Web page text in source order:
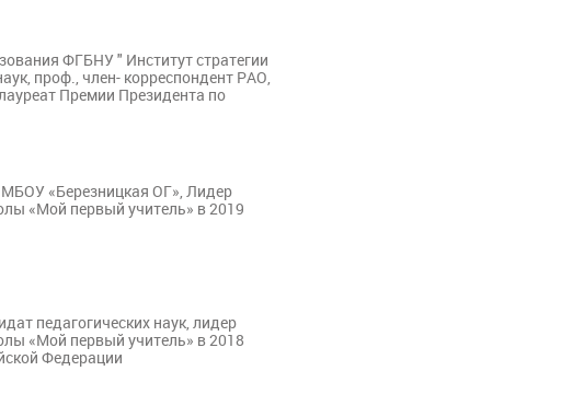
ФГБНУ " Институт стратегии
проф., член- корреспондент РАО,
Премии Президента по
МБОУ «Березницкая ОГ», Лидер
«Мой первый учитель» в 2019
педагогических наук, лидер
«Мой первый учитель» в 2018
Федерации